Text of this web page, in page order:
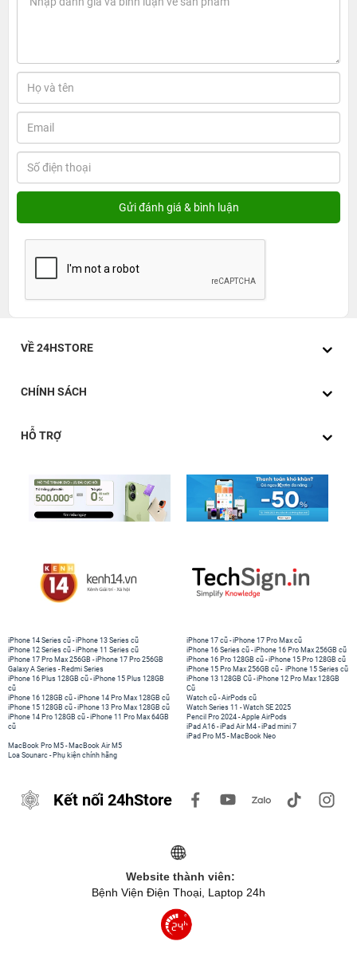
VỀ 24HSTORE
CHÍNH SÁCH
HỖ TRỢ
iPhone 14 Series cũ -iPhone 13 Series cũ
iPhone 12 Series cũ -iPhone 11 Series cũ
iPhone 17 Pro Max 256GB -iPhone 17 Pro 256GB
Galaxy A Series - Redmi Series
iPhone 17 cũ -iPhone 17 Pro Max cũ
iPhone 16 Series cũ - iPhone 16 Pro Max 256GB cũ
iPhone 16 Pro 128GB cũ -iPhone 15 Pro 128GB cũ
iPhone 15 Pro Max 256GB cũ - iPhone 15 Series cũ
iPhone 16 Plus 128GB cũ -iPhone 15 Plus 128GB
cũ
iPhone 16 128GB cũ -iPhone 14 Pro Max 128GB cũ
iPhone 15 128GB cũ -iPhone 13 Pro Max 128GB cũ
iPhone 14 Pro 128GB cũ -iPhone 11 Pro Max 64GB
cũ
iPhone 13 128GB Cũ -iPhone 12 Pro Max 128GB
Cũ
Watch cũ -AirPods cũ
Watch Series 11 -Watch SE 2025
Pencil Pro 2024 -Apple AirPods
iPad A16 -iPad Air M4 -iPad mini 7
iPad Pro M5 - MacBook Neo
MacBook Pro M5 - MacBook Air M5
Loa Sounarc - Phụ kiện chính hãng
Kết nối 24hStore
Website thành viên:
Bệnh Viện Điện Thoại, Laptop 24h